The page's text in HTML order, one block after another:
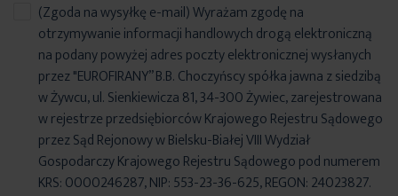
(Zgoda na wysyłkę e-mail) Wyrażam zgodę na
otrzymywanie informacji handlowych drogą elektroniczną
na podany powyżej adres poczty elektronicznej wysłanych
przez "EUROFIRANY” B.B. Choczyńscy spółka jawna z siedzibą
w Żywcu, ul. Sienkiewicza 81, 34-300 Żywiec, zarejestrowana
w rejestrze przedsiębiorców Krajowego Rejestru Sądowego
przez Sąd Rejonowy w Bielsku-Białej VIII Wydział
Gospodarczy Krajowego Rejestru Sądowego pod numerem
KRS: 0000246287, NIP: 553-23-36-625, REGON: 24023827.